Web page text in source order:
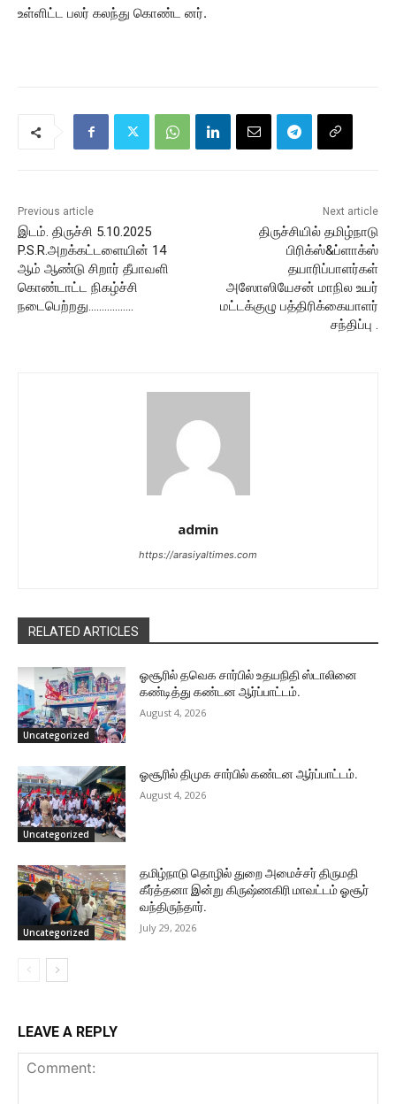
உள்ளிட்ட பலர் கலந்து கொண்ட னர்.
Previous article
இடம். திருச்சி 5.10.2025
P.S.R.அறக்கட்டளையின் 14
ஆம் ஆண்டு சிறார் தீபாவளி
கொண்டாட்ட நிகழ்ச்சி
நடைபெற்றது……………..
Next article
திருச்சியில் தமிழ்நாடு
பிரிக்ஸ்&ப்ளாக்ஸ்
தயாரிப்பாளர்கள்
அஸோஸியேசன் மாநில உயர்
மட்டக்குழு பத்திரிக்கையாளர்
சந்திப்பு .
admin
https://arasiyaltimes.com
RELATED ARTICLES
Uncategorized
ஓசூரில் தவெக சார்பில் உதயநிதி ஸ்டாலினை
கண்டித்து கண்டன ஆர்ப்பாட்டம்.
August 4, 2026
Uncategorized
ஓசூரில் திமுக சார்பில் கண்டன ஆர்ப்பாட்டம்.
August 4, 2026
Uncategorized
தமிழ்நாடு தொழில் துறை அமைச்சர் திருமதி
கீர்த்தனா இன்று கிருஷ்ணகிரி மாவட்டம் ஓசூர்
வந்திருந்தார்.
July 29, 2026
LEAVE A REPLY